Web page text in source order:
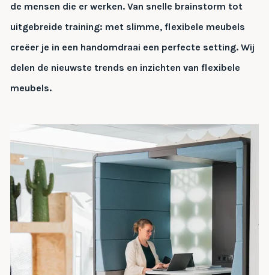
de mensen die er werken. Van snelle brainstorm tot
uitgebreide training: met slimme, flexibele meubels
creëer je in een handomdraai een perfecte setting. Wij
delen de nieuwste trends en inzichten van flexibele
meubels.